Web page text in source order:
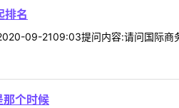
排名
09-2109:03提问内容:请问国际商
那个时候